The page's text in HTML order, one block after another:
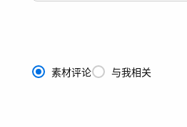
素材评论 与我相关